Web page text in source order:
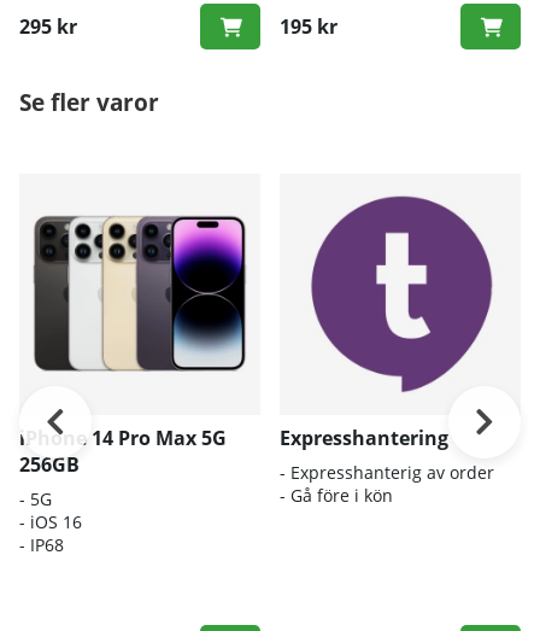
295 kr 195 kr
Se fler varor
iPhone 14 Pro Max 5G
256GB
- 5G
- iOS 16
- IP68
Expresshantering
- Expresshanterig av order
- Gå före i kön